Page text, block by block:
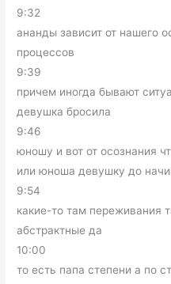
9:32
ананды зависит от нашего
процессов
9:39
причем иногда бывают
девушка бросила
9:46
юношу и вот от осознания
или юноша девушку до
9:54
какие-то там переживания
абстрактные да
10:00
то есть папа степени а по